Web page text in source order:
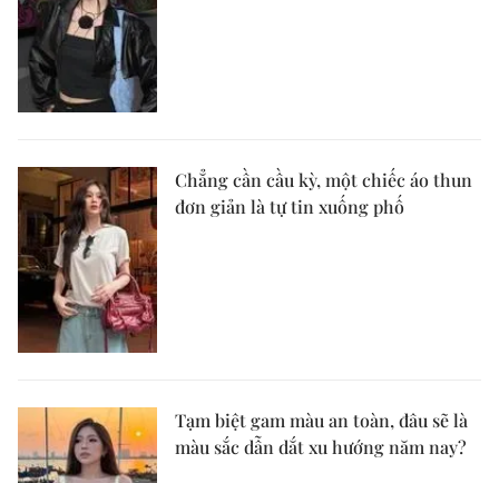
Chẳng cần cầu kỳ, một chiếc áo thun
đơn giản là tự tin xuống phố
Tạm biệt gam màu an toàn, đâu sẽ là
màu sắc dẫn dắt xu hướng năm nay?